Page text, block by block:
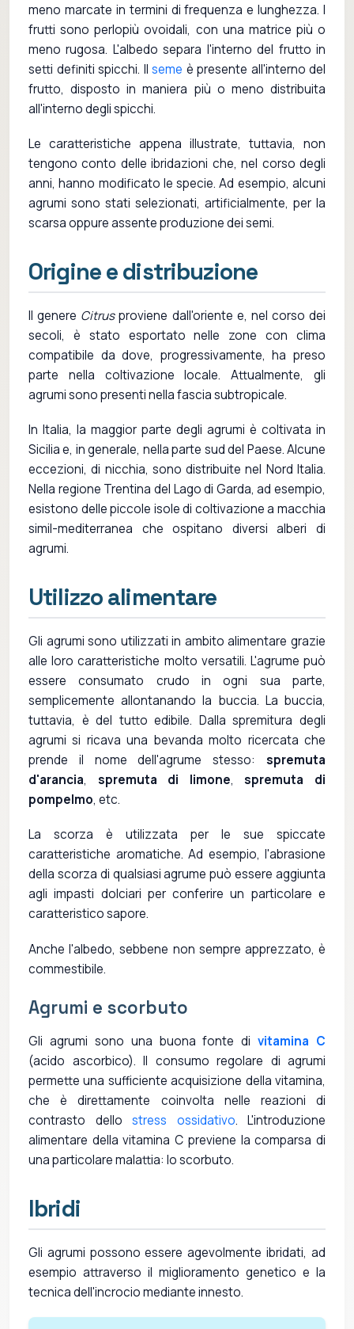
meno marcate in termini di frequenza e lunghezza. I
frutti sono perlopiù ovoidali, con una matrice più o
meno rugosa. L'albedo separa l'interno del frutto in
setti definiti spicchi. Il seme è presente all'interno del
frutto, disposto in maniera più o meno distribuita
all'interno degli spicchi.
Le caratteristiche appena illustrate, tuttavia, non
tengono conto delle ibridazioni che, nel corso degli
anni, hanno modificato le specie. Ad esempio, alcuni
agrumi sono stati selezionati, artificialmente, per la
scarsa oppure assente produzione dei semi.
Origine e distribuzione
Il genere Citrusproviene dall'oriente e, nel corso dei
secoli, è stato esportato nelle zone con clima
compatibile da dove, progressivamente, ha preso
parte nella coltivazione locale. Attualmente, gli
agrumi sono presenti nella fascia subtropicale.
In Italia, la maggior parte degli agrumi è coltivata in
Sicilia e, in generale, nella parte sud del Paese. Alcune
eccezioni, di nicchia, sono distribuite nel Nord Italia.
Nella regione Trentina del Lago di Garda, ad esempio,
esistono delle piccole isole di coltivazione a macchia
simil-mediterranea che ospitano diversi alberi di
agrumi.
Utilizzo alimentare
Gli agrumi sono utilizzati in ambito alimentare grazie
alle loro caratteristiche molto versatili. L'agrume può
essere consumato crudo in ogni sua parte,
semplicemente allontanando la buccia. La buccia,
tuttavia, è del tutto edibile. Dalla spremitura degli
agrumi si ricava una bevanda molto ricercata che
prende il nome dell'agrume stesso: spremuta
d'arancia, spremuta di limone,spremuta di
pompelmo, etc.
La scorza è utilizzata per le sue spiccate
caratteristiche aromatiche. Ad esempio, l'abrasione
della scorza di qualsiasi agrume può essere aggiunta
agli impasti dolciari per conferire un particolare e
caratteristico sapore.
Anche l'albedo, sebbene non sempre apprezzato, è
commestibile.
Agrumi e scorbuto
Gli agrumi sono una buona fonte divitamina C
(acido ascorbico). Il consumo regolare di agrumi
permette una sufficiente acquisizione della vitamina,
che è direttamente coinvolta nelle reazioni di
contrasto dello stress ossidativo. L'introduzione
alimentare della vitamina C previene la comparsa di
una particolare malattia: lo scorbuto.
Ibridi
Gli agrumi possono essere agevolmente ibridati, ad
esempio attraverso il miglioramento genetico e la
tecnica dell'incrocio mediante innesto.